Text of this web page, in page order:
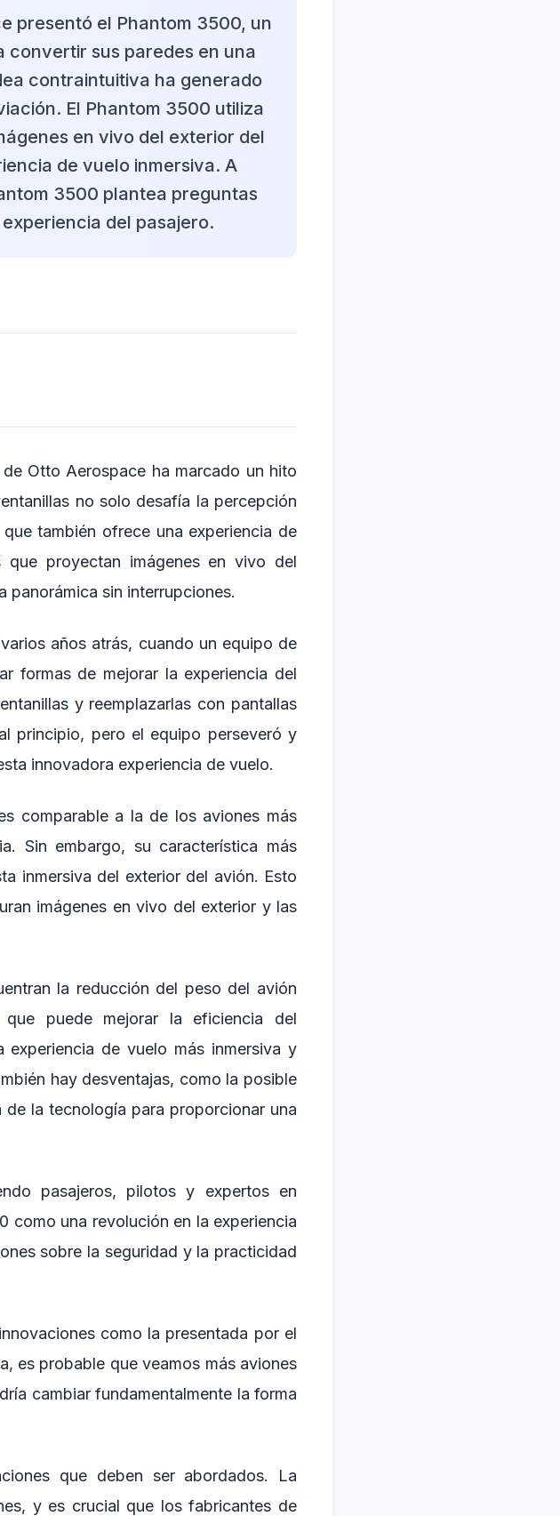
presentó el Phantom 3500, un
convertir sus paredes en una
contraintuitiva ha generado
El Phantom 3500 utiliza
en vivo del exterior del
de vuelo inmersiva. A
3500 plantea preguntas
del pasajero.
Otto Aerospace ha marcado un hito
no solo desafía la percepción
también ofrece una experiencia de
proyectan imágenes en vivo del
panorámica sin interrupciones.
años atrás, cuando un equipo de
formas de mejorar la experiencia del
y reemplazarlas con pantallas
principio, pero el equipo perseveró y
innovadora experiencia de vuelo.
comparable a la de los aviones más
Sin embargo, su característica más
inmersiva del exterior del avión. Esto
imágenes en vivo del exterior y las
la reducción del peso del avión
puede mejorar la eficiencia del
de vuelo más inmersiva y
hay desventajas, como la posible
la tecnología para proporcionar una
pasajeros, pilotos y expertos en
como una revolución en la experiencia
sobre la seguridad y la practicidad
como la presentada por el
es probable que veamos más aviones
cambiar fundamentalmente la forma
que deben ser abordados. La
y es crucial que los fabricantes de